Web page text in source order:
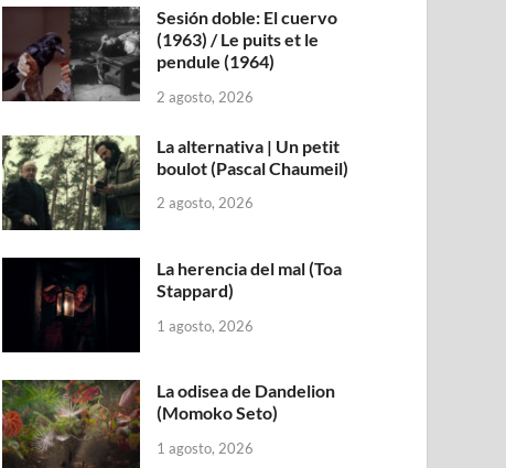
Sesión doble: El cuervo
(1963) / Le puits et le
pendule (1964)
2 agosto, 2026
La alternativa | Un petit
boulot (Pascal Chaumeil)
2 agosto, 2026
La herencia del mal (Toa
Stappard)
1 agosto, 2026
La odisea de Dandelion
(Momoko Seto)
1 agosto, 2026